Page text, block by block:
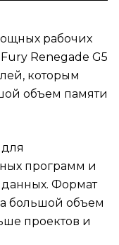
рабочих
Renegade G5
которым
объем памяти
программ и
Формат
а большой объем
проектов и